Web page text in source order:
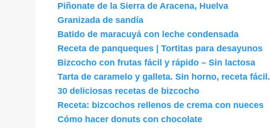
Piñonate de la Sierra de Aracena, Huelva
Granizada de sandía
Batido de maracuyá con leche condensada
Receta de panqueques | Tortitas para desayunos
Bizcocho con frutas fácil y rápido – Sin lactosa
Tarta de caramelo y galleta. Sin horno, receta fácil.
30 deliciosas recetas de bizcocho
Receta: bizcochos rellenos de crema con nueces
Cómo hacer donuts con chocolate